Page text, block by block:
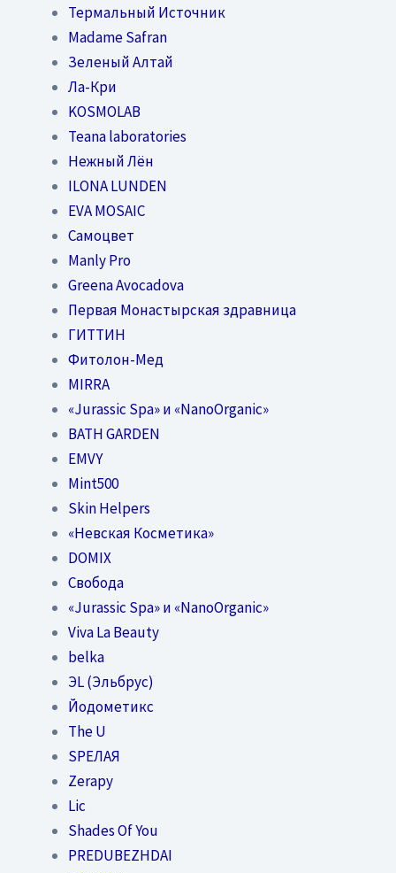
Термальный Источник
Madame Safran
Зеленый Алтай
Ла-Кри
KOSMOLAB
Teana laboratories
Нежный Лён
ILONA LUNDEN
EVA MOSAIC
Самоцвет
Manly Pro
Greena Avocadova
Первая Монастырская здравница
ГИТТИН
Фитолон-Мед
MIRRA
«Jurassic Spa» и «NanoOrganic»
BATH GARDEN
EMVY
Mint500
Skin Helpers
«Невская Косметика»
DOMIX
Свобода
«Jurassic Spa» и «NanoOrganic»
Viva La Beauty
belka
ЭL (Эльбрус)
Йодометикс
The U
SPEЛАЯ
Zerapy
Lic
Shades Of You
PREDUBEZHDAI